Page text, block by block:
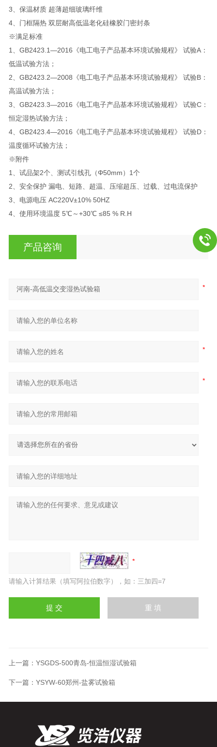
3、保温材质 超薄超细玻璃纤维
4、门框隔热 双层耐高低温老化硅橡胶门密封条
※满足标准
1、GB2423.1—2016《电工电子产品基本环境试验规程》 试验A：
低温试验方法；
2、GB2423.2—2008《电工电子产品基本环境试验规程》 试验B：
高温试验方法；
3、GB2423.3—2016《电工电子产品基本环境试验规程》 试验C：
恒定湿热试验方法；
4、GB2423.4—2016《电工电子产品基本环境试验规程》 试验D：
温度循环试验方法；
※附件
1、试品架2个、测试引线孔（Φ50mm）1个
2、安全保护 漏电、短路、超温、压缩超压、过载、过电流保护
3、电源电压 AC220V±10% 50HZ
4、使用环境温度 5℃～+30℃ ≤85 % R.H
产品咨询
请输入计算结果（填写阿拉伯数字），如：三加四=7
上一篇： YSGDS-500青岛-恒温恒湿试验箱
下一篇： YSYW-60郑州-盐雾试验箱